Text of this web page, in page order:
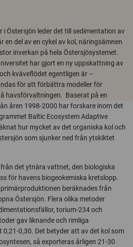
Östersjön leder det till sedimentation av
en del av en cykel av kol, näringsämnen
inverkan på hela Östersjösystemet.
har gjort en ny uppskattning av
kväveflödet egentligen är –
för att förbättra modeller för
havsförvaltningen. Baserat på en
åren 1998-2000 har forskare inom det
Baltic Ecosystem Adaptive
hur mycket av det organiska kol och
som sjunker ned från ytskiktet
det ytnära vattnet, den biologiska
för havens biogeokemiska kretslopp.
beräknades från
Östersjön. Flera olika metoder
torium-234 och
gav liknande och rimliga
0,30. Det betyder att av det kol som
så exporteras årligen 21-30